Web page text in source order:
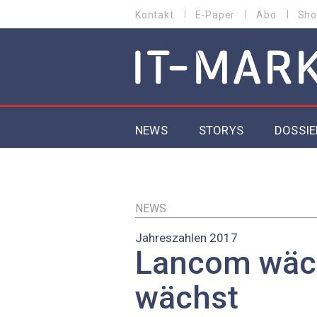
zum
MENU
Kontakt E-Paper Abo
MAIN NAVIGATION
NEWS STORYS
EU-
NEWS
Jahreszahlen 2017
Lancom
wächst